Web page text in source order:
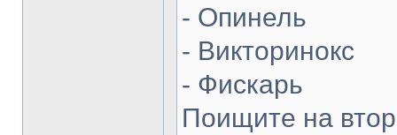
- Опинель
- Викторинокс
- Фискарь
Поищите на